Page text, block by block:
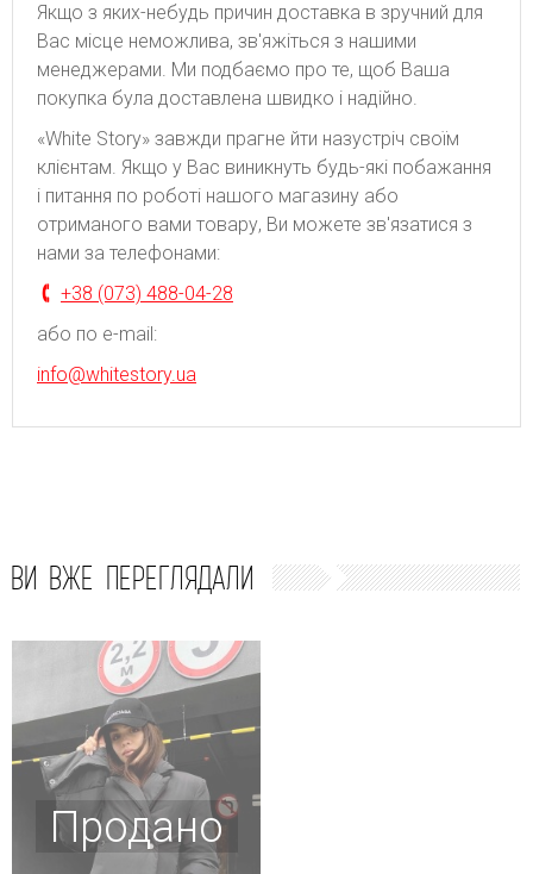
Якщо з яких-небудь причин доставка в зручний для
Вас місце неможлива, зв'яжіться з нашими
менеджерами. Ми подбаємо про те, щоб Ваша
покупка була доставлена швидко і надійно.
«White Story» завжди прагне йти назустріч своїм
клієнтам. Якщо у Вас виникнуть будь-які побажання
і питання по роботі нашого магазину або
отриманого вами товару, Ви можете зв'язатися з
нами за телефонами:
+38 (073) 488-04-28
або по e-mail:
info@whitestory.ua
ВИ ВЖЕ ПЕРЕГЛЯДАЛИ
Продано